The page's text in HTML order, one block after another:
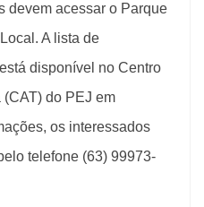
devem acessar o Parque
A lista de
disponível no Centro
do PEJ em
os interessados
telefone (63) 99973-